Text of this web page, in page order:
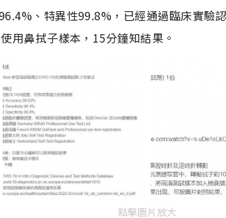
、特異性99.8%，已經通過臨床實驗
用鼻拭子樣本，15分鐘知結果。
點擊圖片放大